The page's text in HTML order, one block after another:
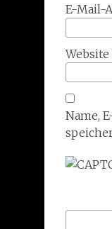
E-Mail-
Website
Name,